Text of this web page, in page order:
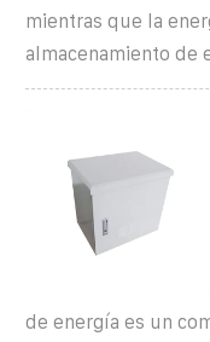
mientras que la
almacenamiento de
de energía es un